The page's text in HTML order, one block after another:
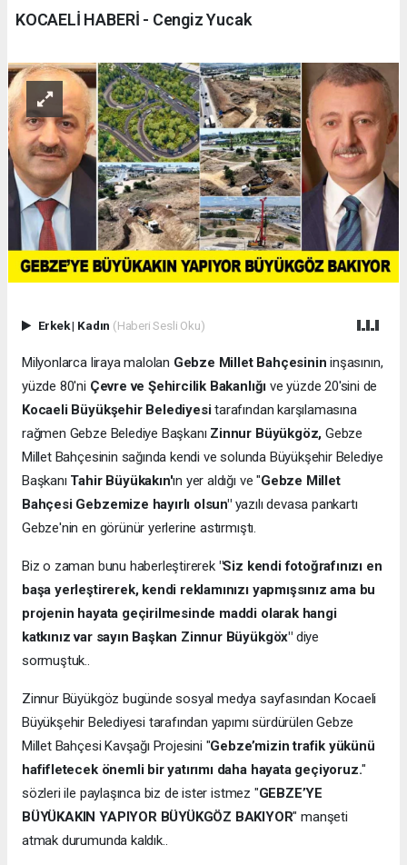
KOCAELİ HABERİ - Cengiz Yucak
Erkek| Kadın (Haberi Sesli Oku)
Milyonlarca liraya malolan Gebze Millet Bahçesinin inşasının,
yüzde 80'ni Çevre ve Şehircilik Bakanlığı ve yüzde 20'sini de
Kocaeli Büyükşehir Belediyesitarafından karşılamasına
rağmen Gebze Belediye Başkanı Zinnur Büyükgöz, Gebze
Millet Bahçesinin sağında kendi ve solunda Büyükşehir Belediye
Başkanı Tahir Büyükakın'ın yer aldığı ve "Gebze Millet
Bahçesi Gebzemize hayırlı olsun"yazılı devasa pankartı
Gebze'nin en görünür yerlerine astırmıştı.
Biz o zaman bunu haberleştirerek "Siz kendi fotoğrafınızı en
başa yerleştirerek, kendi reklamınızı yapmışsınız ama bu
projenin hayata geçirilmesinde maddi olarak hangi
katkınız var sayın Başkan Zinnur Büyükgöx" diye
sormuştuk..
Zinnur Büyükgöz bugünde sosyal medya sayfasından Kocaeli
Büyükşehir Belediyesi tarafından yapımı sürdürülen Gebze
Millet Bahçesi Kavşağı Projesini "Gebze’mizin trafik yükünü
hafifletecek önemli bir yatırımı daha hayata geçiyoruz."
sözleri ile paylaşınca biz de ister istmez "GEBZE’YE
BÜYÜKAKIN YAPIYOR BÜYÜKGÖZ BAKIYOR" manşeti
atmak durumunda kaldık..